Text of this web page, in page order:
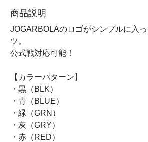
商品説明
JOGARBOLAのロゴがシンプルに入
ツ。
公式戦対応可能！
【カラーパターン】
・黒（BLK）
・青（BLUE）
・緑（GRN）
・灰（GRY）
・赤（RED）